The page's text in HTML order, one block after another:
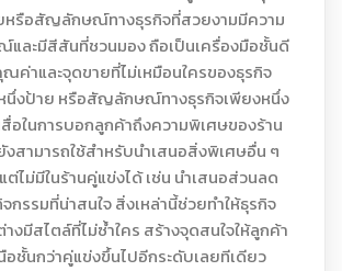
รือสัญลักษณ์ทางธุรกิจที่สวยงามมีความ
และมีสีสันที่ชวนมอง ถือเป็นเครื่องมือชั้นดี
ณค่าและจุดขายที่ไม่เหมือนใครของธุรกิจ
งป้าย หรือสัญลักษณ์ทางธุรกิจเพียงหนึ่ง
อในการบอกลูกค้าถึงความพิเศษของร้าน
สามารถใช้สำหรับนำเสนอสิ่งพิเศษอื่น ๆ
ไม่มีในร้านคู่แข่งได้ เช่น นำเสนอส่วนลด
กรรมที่น่าสนใจ สิ่งเหล่านี้ช่วยทำให้ธุรกิจ
มีสไตล์ที่ไม่ซ้ำใคร สร้างจุดสนใจให้ลูกค้า
อชั้นกว่าคู่แข่งขึ้นไปอีกระดับเลยทีเดียว